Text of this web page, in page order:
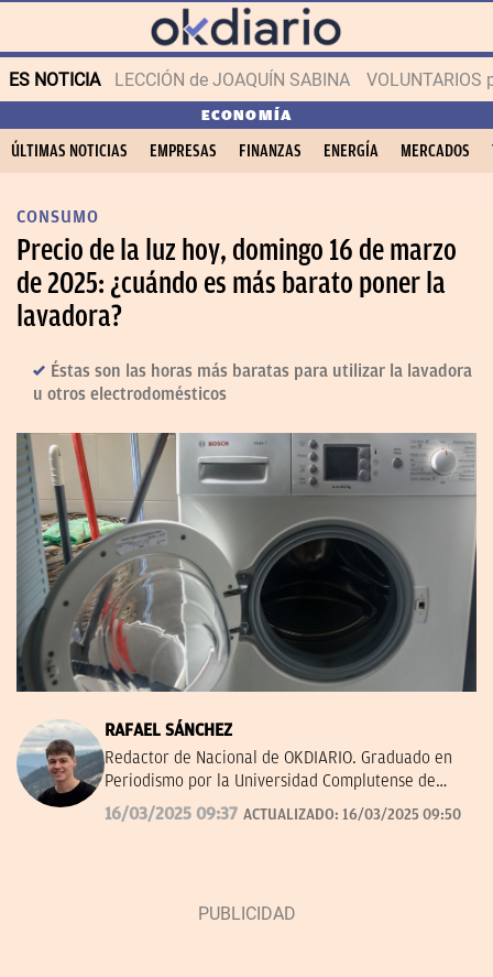
ES NOTICIA LECCIÓN de JOAQUÍN SABINA VOLUNTARIOS
ECONOMÍA
ÚLTIMAS NOTICIAS EMPRESAS FINANZAS ENERGÍA MERCADOS
CONSUMO
Precio de la luz hoy, domingo 16 de marzo
de 2025: ¿cuándo es más barato poner la
lavadora?
Éstas son las horas más baratas para utilizar la lavadora
u otros electrodomésticos
RAFAEL SÁNCHEZ
Redactor de Nacional de OKDIARIO. Graduado en
Periodismo por la Universidad Complutense de
Madrid.rafael.sanchez@okdiario.com
16/03/2025 09:37 ACTUALIZADO: 16/03/2025 09:50